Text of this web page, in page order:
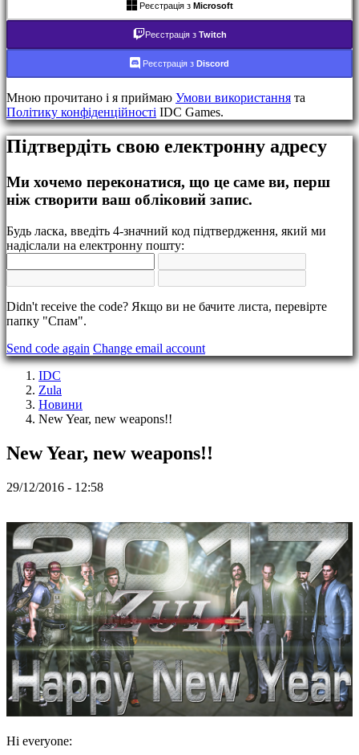
EL
EN
ES
FI
FR
IT
JA
NL
NO
PL
PT
RO
RU
SR
TH
TR
Гра
Гра
Події
Hовини
Медіа
Інструкція
Форум
Реєстрація з Microsoft
Реєстрація з Twitch
Реєстрація з Discord
Мною прочитано і я приймаю Умови використання та
Політику конфіденційності IDC Games.
Підтвердіть свою електронну адресу
Ми хочемо переконатися, що це саме ви, перш
ніж створити ваш обліковий запис.
Будь ласка, введіть 4-значний код підтвердження, який ми
надіслали на електронну пошту:
Didn't receive the code? Якщо ви не бачите листа, перевірте
папку "Спам".
Send code again Change email account
IDC
Zula
Hовини
New Year, new weapons!!
New Year, new weapons!!
29/12/2016 - 12:58
Hi everyone: